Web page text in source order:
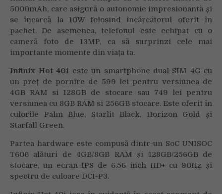
5000mAh, care asigură o autonomie impresionantă și
se încarcă la 10W folosind încărcătorul oferit în
pachet. De asemenea, telefonul este echipat cu o
cameră foto de 13MP, ca să surprinzi cele mai
importante momente din viața ta.
Infinix Hot 40i este un smartphone dual-SIM 4G cu
un preț de pornire de 599 lei pentru versiunea de
4GB RAM si 128GB de stocare sau 749 lei pentru
versiunea cu 8GB RAM si 256GB stocare. Este oferit în
culorile Palm Blue, Starlit Black, Horizon Gold și
Starfall Green.
Partea hardware este compusă dintr-un SoC UNISOC
T606 alături de 4GB/8GB RAM și 128GB/256GB de
stocare, un ecran IPS de 6.56 inch HD+ cu 90Hz și
spectru de culoare DCI-P3.